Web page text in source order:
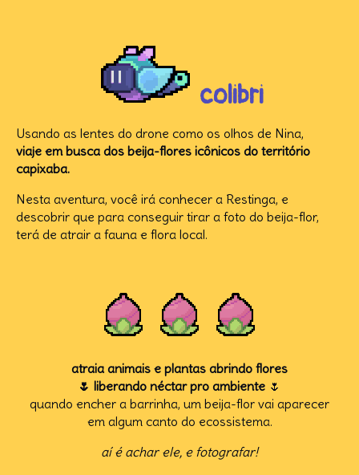
colibri
Usando as lentes do drone como os olhos de Nina,
viaje em busca dos beija-flores icônicos do território
capixaba.
Nesta aventura, você irá conhecer a Restinga, e
descobrir que para conseguir tirar a foto do beija-flor,
terá de atrair a fauna e flora local.
atraia animais e plantas abrindo flores
🌷 liberando néctar pro ambiente 🌷
quando encher a barrinha, um beija-flor vai aparecer
em algum canto do ecossistema.
aí é achar ele, e fotografar!